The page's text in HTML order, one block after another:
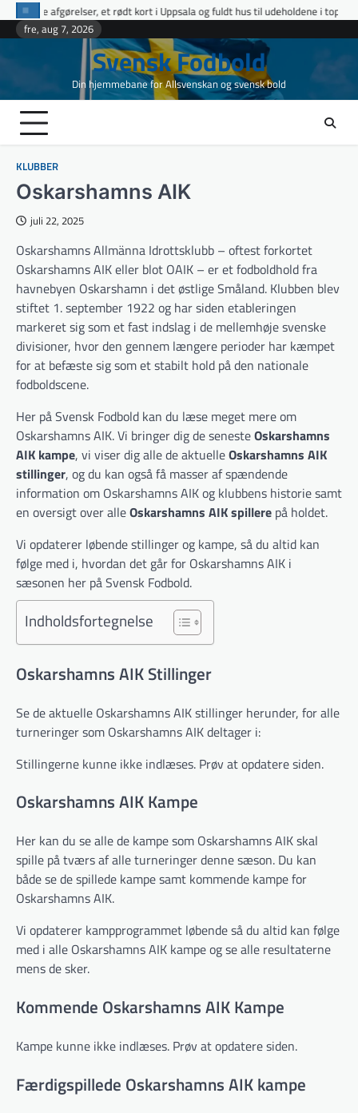
Skiprødt kort i Uppsala og fuldt hus til udeholdene i topopgør
Ettan Norra
fre, aug 7, 2026
Svensk Fodbold
Din hjemmebane for Allsvenskan og svensk bold
KLUBBER
Oskarshamns AIK
juli 22, 2025
Oskarshamns Allmänna Idrottsklubb – oftest forkortet
Oskarshamns AIK eller blot OAIK – er et fodboldhold fra
havnebyen Oskarshamn i det østlige Småland. Klubben blev
stiftet 1. september 1922 og har siden etableringen
markeret sig som et fast indslag i de mellemhøje svenske
divisioner, hvor den gennem længere perioder har kæmpet
for at befæste sig som et stabilt hold på den nationale
fodboldscene.
Her på Svensk Fodbold kan du læse meget mere om
Oskarshamns AIK. Vi bringer dig de senesteOskarshamns
AIK kampe, vi viser dig alle de aktuelleOskarshamns AIK
stillinger, og du kan også få masser af spændende
information om Oskarshamns AIK og klubbens historie samt
en oversigt over alleOskarshamns AIK spillere på holdet.
Vi opdaterer løbende stillinger og kampe, så du altid kan
følge med i, hvordan det går for Oskarshamns AIK i
sæsonen her på Svensk Fodbold.
Indholdsfortegnelse
Oskarshamns AIK Stillinger
Se de aktuelle Oskarshamns AIK stillinger herunder, for alle
turneringer som Oskarshamns AIK deltager i:
Stillingerne kunne ikke indlæses. Prøv at opdatere siden.
Oskarshamns AIK Kampe
Her kan du se alle de kampe som Oskarshamns AIK skal
spille på tværs af alle turneringer denne sæson. Du kan
både se de spillede kampe samt kommende kampe for
Oskarshamns AIK.
Vi opdaterer kampprogrammet løbende så du altid kan følge
med i alle Oskarshamns AIK kampe og se alle resultaterne
mens de sker.
Kommende Oskarshamns AIK Kampe
Kampe kunne ikke indlæses. Prøv at opdatere siden.
Færdigspillede Oskarshamns AIK kampe